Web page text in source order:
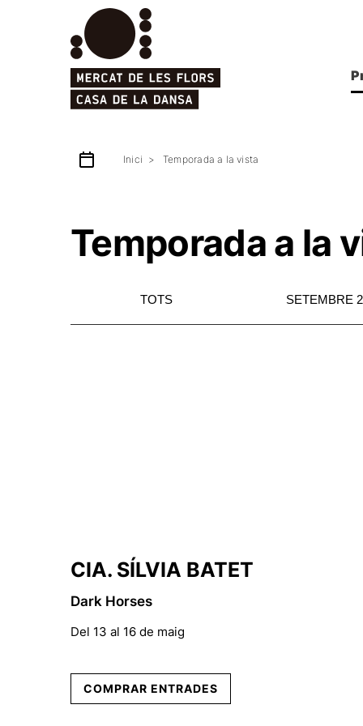
Inici Temporada a la vista
Temporada a la
TOTS SETEMBRE
CIA. SÍLVIA BATET
Dark Horses
Del 13 al 16 de maig
COMPRAR ENTRADES